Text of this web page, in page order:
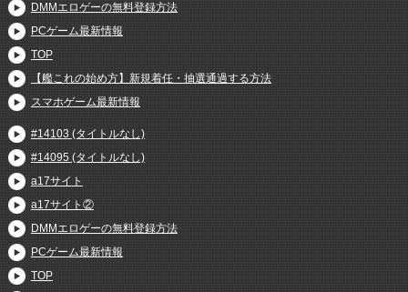
DMMエロゲーの無料登録方法
PCゲーム最新情報
TOP
【艦これの始め方】新規着任・抽選通過する方法
スマホゲーム最新情報
#14103 (タイトルなし)
#14095 (タイトルなし)
a17サイト
a17サイト②
DMMエロゲーの無料登録方法
PCゲーム最新情報
TOP